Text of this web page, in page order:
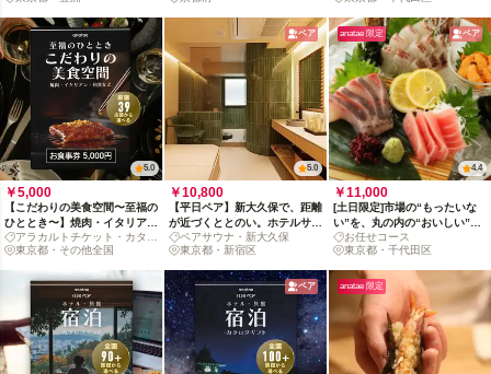
5.0
￥5,000
【こだわりの美食空間〜至福の
ひととき〜】焼肉・イタリア
ン・和食など、厳選39店舗か
ら選べるお食事券 5,000円
アラカルトチケット・カタロ
グ
東京都・その他全国
ペア
5.0
￥10,800
【平日ペア】新大久保で、距離
が近づくととのい。ホテルサウ
ナにザブーン！
ペアサウナ・新大久保
東京都・新宿区
anatae 限定 ペア
4.4
￥11,000
[土日限定]市場の“もったいな
い”を、丸の内の“おいしい”に
するペアコース
お任せコース
東京都・千代田区
ペア anatae 限定